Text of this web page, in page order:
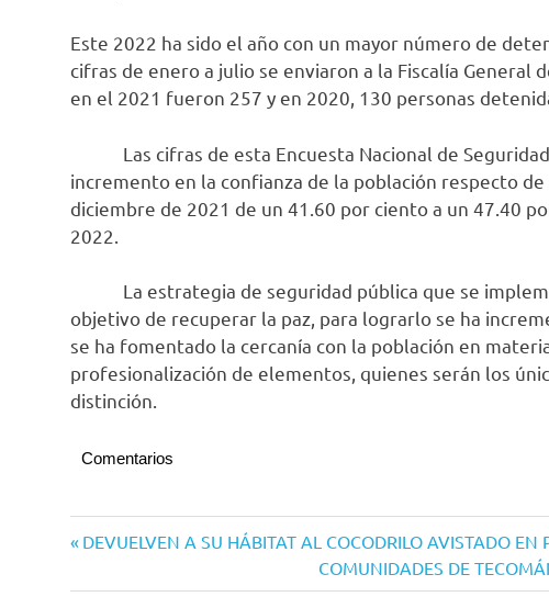
Este 2022 ha sido el año con un mayor número de
cifras de enero a julio se enviaron a la Fiscalía General
en el 2021 fueron 257 y en 2020, 130 personas
Las cifras de esta Encuesta Nacional de Seguridad
incremento en la confianza de la población respecto
diciembre de 2021 de un 41.60 por ciento a un 47.40
2022.
La estrategia de seguridad pública que se
objetivo de recuperar la paz, para lograrlo se ha
se ha fomentado la cercanía con la población en
profesionalización de elementos, quienes serán los
distinción.
Comentarios
Navegación
de
Entrada
DEVUELVEN A SU HÁBITAT AL COCODRILO AVISTADO EN
Siguiente
entrada:
COMUNIDADES DE